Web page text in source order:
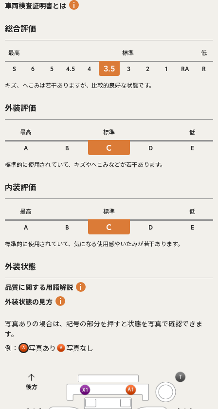
車両検査証明書とは
総合評価
最高 標準 低
S 6 5 4.5 4 3.5 3 2 1 RA R
キズ、へこみは若干ありますが、比較的良好な状態です。
外装評価
最高 標準 低
A B C D E
標準的に使用されていて、キズやへこみなどが若干あります。
内装評価
最高 標準 低
A B C D E
標準的に使用されていて、気になる使用感やいたみが若干あります。
外装状態
品質に関する用語解説
外装状態の見方
写真ありの場合は、記号の部分を押すと状態を写真で確認できま
す。
例：
写真あり 写真なし
後方